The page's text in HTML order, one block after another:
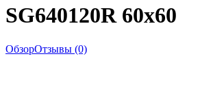
SG640120R 60x60
ОбзорОтзывы (0)